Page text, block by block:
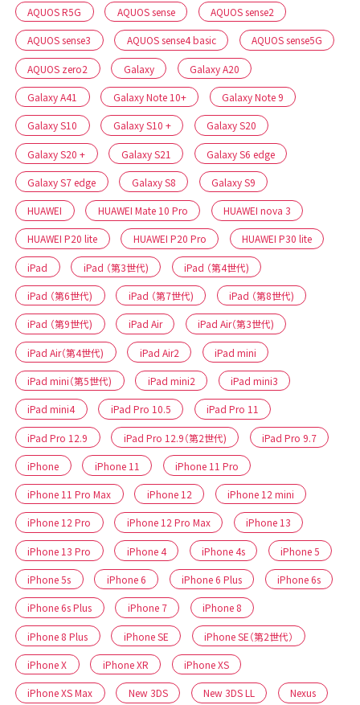
AQUOS R5G AQUOS sense AQUOS sense2
AQUOS sense3 AQUOS sense4 basic AQUOS sense5G
AQUOS zero2 Galaxy Galaxy A20
Galaxy A41 Galaxy Note 10+ Galaxy Note 9
Galaxy S10 Galaxy S10 + Galaxy S20
Galaxy S20 + Galaxy S21 Galaxy S6 edge
Galaxy S7 edge Galaxy S8 Galaxy S9
HUAWEI HUAWEI Mate 10 Pro HUAWEI nova 3
HUAWEI P20 lite HUAWEI P20 Pro HUAWEI P30 lite
iPad iPad （第3世代) iPad （第4世代)
iPad （第6世代) iPad （第7世代) iPad （第8世代)
iPad （第9世代) iPad Air iPad Air（第3世代)
iPad Air（第4世代) iPad Air2 iPad mini
iPad mini（第5世代) iPad mini2 iPad mini3
iPad mini4 iPad Pro 10.5 iPad Pro 11
iPad Pro 12.9 iPad Pro 12.9（第2世代) iPad Pro 9.7
iPhone iPhone 11 iPhone 11 Pro
iPhone 11 Pro Max iPhone 12 iPhone 12 mini
iPhone 12 Pro iPhone 12 Pro Max iPhone 13
iPhone 13 Pro iPhone 4 iPhone 4s iPhone 5
iPhone 5s iPhone 6 iPhone 6 Plus iPhone 6s
iPhone 6s Plus iPhone 7 iPhone 8
iPhone 8 Plus iPhone SE iPhone SE（第2世代）
iPhone X iPhone XR iPhone XS
iPhone XS Max New 3DS New 3DS LL Nexus